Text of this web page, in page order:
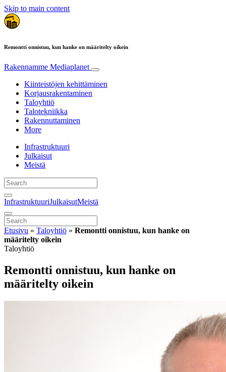
Skip to main content
Remontti onnistuu, kun hanke on määritelty oikein
Rakennamme Mediaplanet
Kiinteistöjen kehittäminen
Korjausrakentaminen
Taloyhtiö
Talotekniikka
Rakennuttaminen
More
Infrastruktuuri
Julkaisut
Meistä
InfrastruktuuriJulkaisutMeistä
Etusivu » Taloyhtiö » Remontti onnistuu, kun hanke on
määritelty oikein
Taloyhtiö
Remontti onnistuu, kun hanke on
määritelty oikein